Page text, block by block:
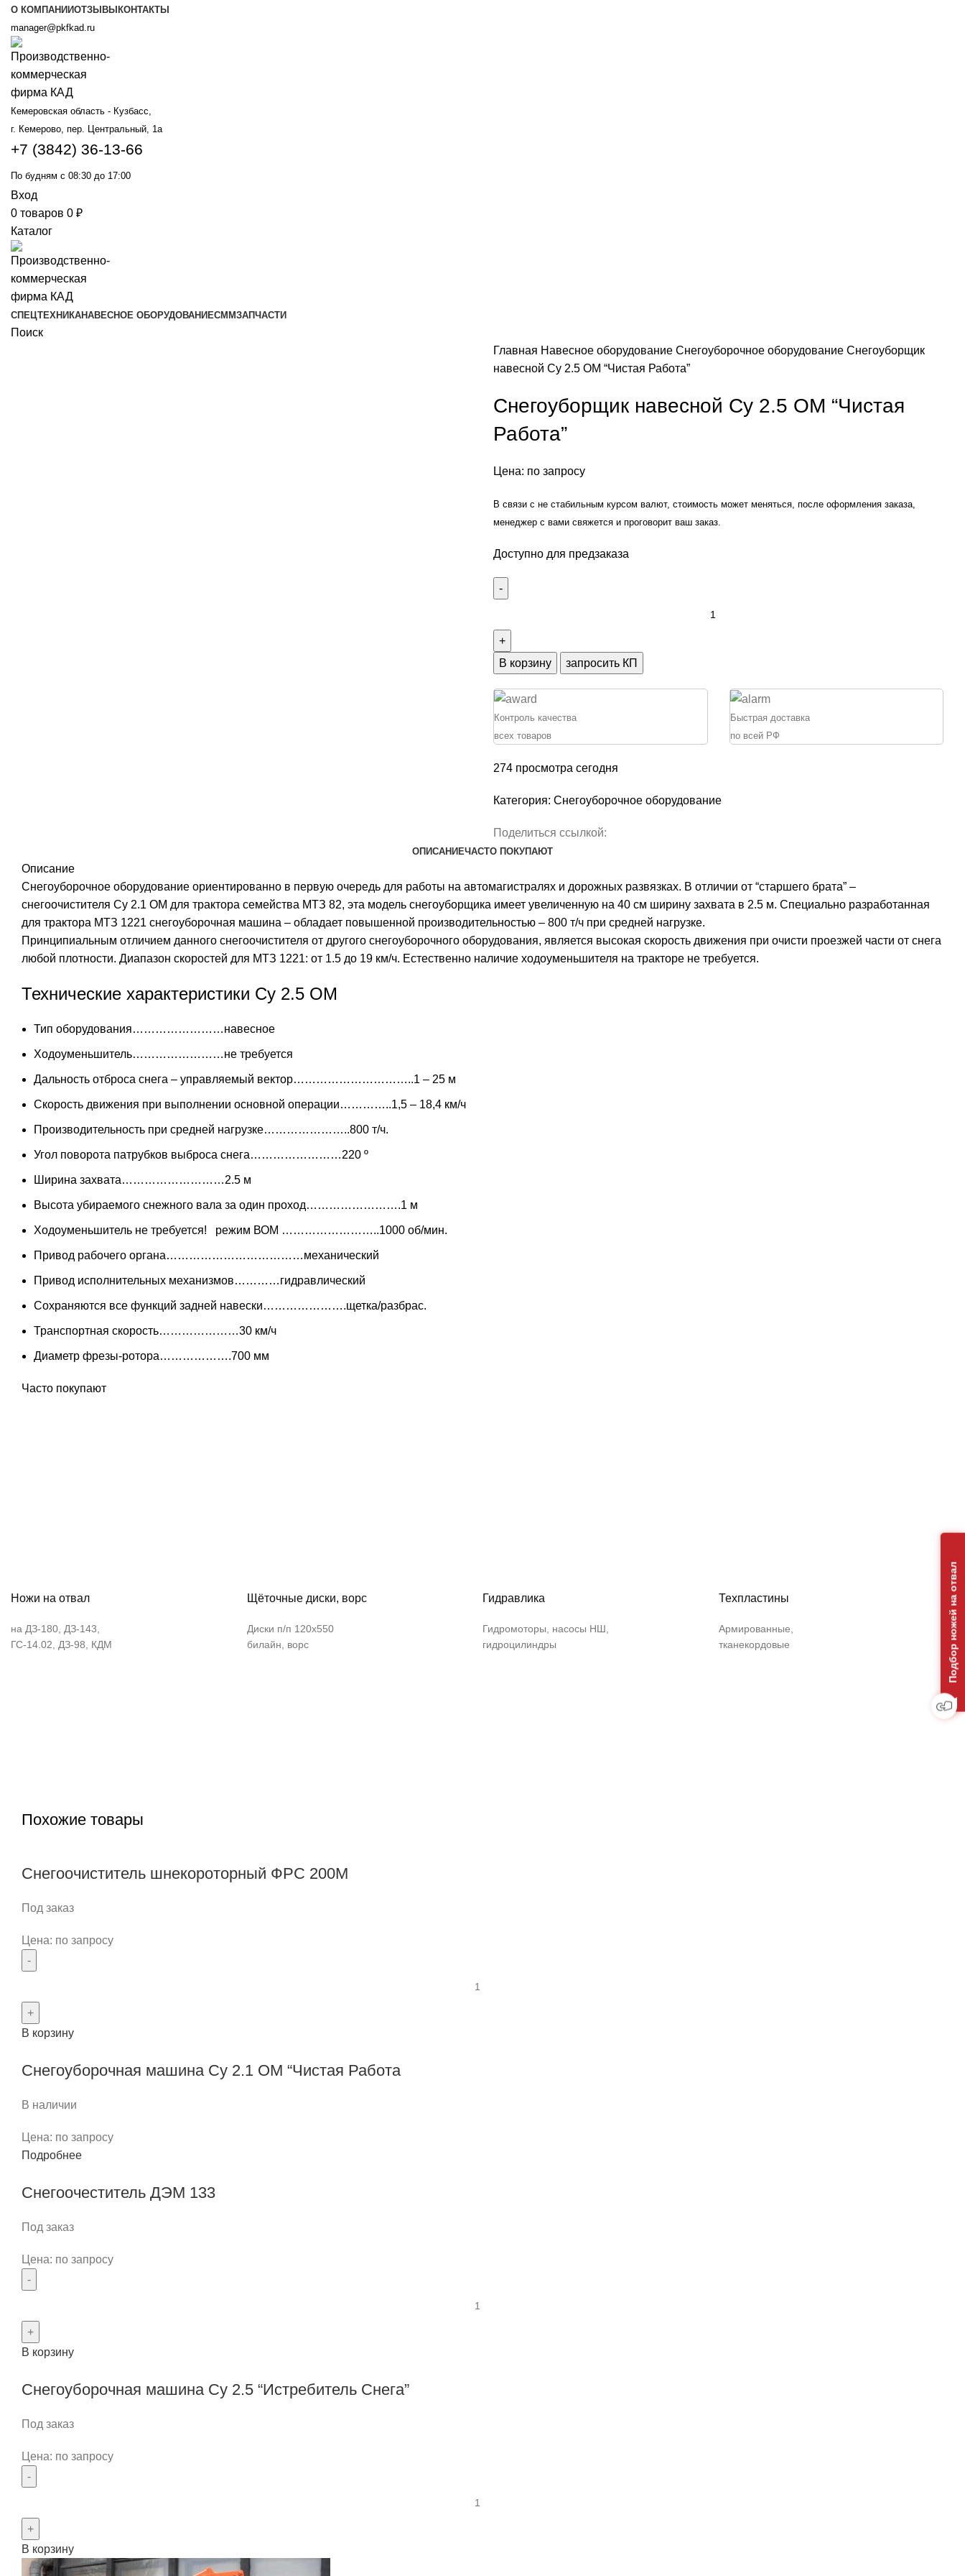
О КОМПАНИИОТЗЫВЫ КОНТАКТЫ
manager@pkfkad.ru
Кемеровская область - Кузбасс,
г. Кемерово, пер. Центральный, 1а
+7 (3842) 36-13-66
По будням с 08:30 до 17:00
Вход
0 товаров 0 ₽
Каталог
СПЕЦТЕХНИКАНАВЕСНОЕ ОБОРУДОВАНИЕСММЗАПЧАСТИ
Поиск
Главная Навесное оборудование Снегоуборочное оборудование Снегоуборщик
навесной Су 2.5 ОМ “Чистая Работа”
Снегоуборщик навесной Су 2.5 ОМ “Чистая
Работа”
Цена: по запросу
В связи с не стабильным курсом валют, стоимость может меняться, после оформления заказа,
менеджер с вами свяжется и проговорит ваш заказ.
Доступно для предзаказа
Снегоуборщик
навесной
2.5
ОМ
"Чистая
В корзину запросить КП
Контроль качества
всех товаров
Быстрая доставка
по всей РФ
274 просмотра сегодня
Категория: Снегоуборочное оборудование
Поделиться ссылкой:
ОПИСАНИЕЧАСТО ПОКУПАЮТ
Описание
Снегоуборочное оборудование ориентированно в первую очередь для работы на автомагистралях и дорожных развязках. В отличии от “старшего брата” –
снегоочистителя Су 2.1 ОМ для трактора семейства МТЗ 82, эта модель снегоуборщика имеет увеличенную на 40 см ширину захвата в 2.5 м. Специально разработанная
для трактора МТЗ 1221 снегоуборочная машина – обладает повышенной производительностью – 800 т/ч при средней нагрузке.
Принципиальным отличием данного снегоочистителя от другого снегоуборочного оборудования, является высокая скорость движения при очисти проезжей части от снега
любой плотности. Диапазон скоростей для МТЗ 1221: от 1.5 до 19 км/ч. Естественно наличие ходоуменьшителя на тракторе не требуется.
Технические характеристики Су 2.5 ОМ
Тип оборудования……………………навесное
Ходоуменьшитель……………………не требуется
Дальность отброса снега – управляемый вектор…………………………..1 – 25 м
Cкорость движения при выполнении основной операции…………..1,5 – 18,4 км/ч
Производительность при средней нагрузке…………………..800 т/ч.
Угол поворота патрубков выброса снега……………………220 º
Ширина захвата………………………2.5 м
Высота убираемого снежного вала за один проход…………………….1 м
Ходоуменьшитель не требуется! режим ВОМ ……………………..1000 об/мин.
Привод рабочего органа………………………………механический
Привод исполнительных механизмов…………гидравлический
Сохраняются все функций задней навески………………….щетка/разбрас.
Транспортная скорость…………………30 км/ч
Диаметр фрезы-ротора……………….700 мм
Часто покупают
Ножи на отвал
на ДЗ-180, ДЗ-143,
ГС-14.02, ДЗ-98, КДМ
Щёточные диски, ворс
Диски п/п 120х550
билайн, ворс
Гидравлика
Гидромоторы, насосы НШ,
гидроцилиндры
Техпластины
Армированные,
тканекордовые
Похожие товары
Снегоочиститель шнекороторный ФРС 200М
Под заказ
Цена: по запросу
Снегоочиститель
шнекороторный
200М
В корзину
Снегоуборочная машина Су 2.1 ОМ “Чистая Работа
В наличии
Цена: по запросу
Подробнее
Снегоочеститель ДЭМ 133
Под заказ
Цена: по запросу
Снегоочеститель
ДЭМ
В корзину
Снегоуборочная машина Су 2.5 “Истребитель Снега”
Под заказ
Цена: по запросу
Снегоуборочная
машина
Су
В корзину
Подбор ножей на отвал